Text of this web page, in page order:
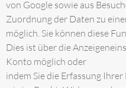
von Google sowie aus
Zuordnung der Daten zu
möglich. Sie können diese
Dies ist über die
Konto möglich oder
indem Sie die Erfassung